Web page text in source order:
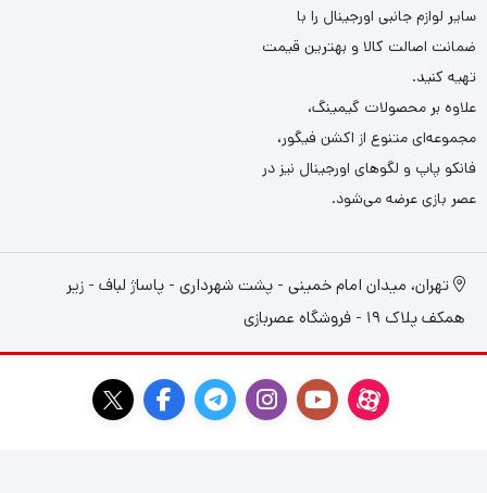
سایر لوازم جانبی اورجینال را با
ضمانت اصالت کالا و بهترین قیمت
تهیه کنید.
علاوه بر محصولات گیمینگ،
مجموعه‌ای متنوع از اکشن فیگور،
فانکو پاپ و لگوهای اورجینال نیز در
عصر بازی عرضه می‌شود.
تهران، میدان امام خمینی - پشت شهرداری - پاساژ لباف - زیر
همکف پلاک 19 - فروشگاه عصربازی